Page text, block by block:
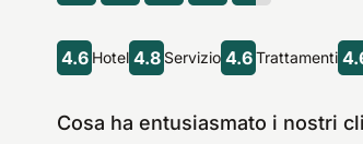
4.6 Hotel 4.8 Servizio 4.6 Trattamenti
Cosa ha entusiasmato i nostri